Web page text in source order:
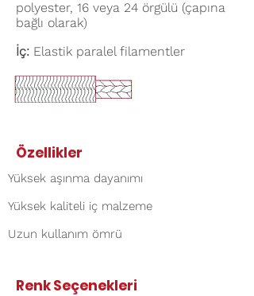
polyester, 16 veya 24 örgülü (çapına
bağlı olarak)
İç: Elastik paralel filamentler
Özellikler
Yüksek aşınma dayanımı
Yüksek kaliteli iç malzeme
Uzun kullanım ömrü
Renk Seçenekleri